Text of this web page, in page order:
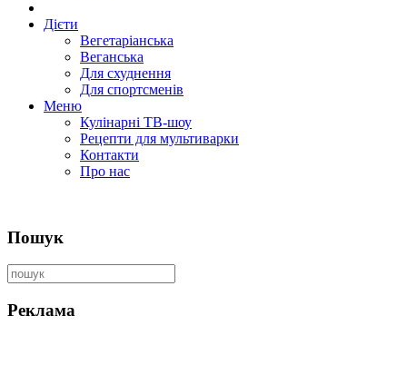
Дієти
Вегетаріанська
Веганська
Для схуднення
Для спортсменів
Меню
Кулінарні ТВ-шоу
Рецепти для мультиварки
Контакти
Про нас
Пошук
Реклама